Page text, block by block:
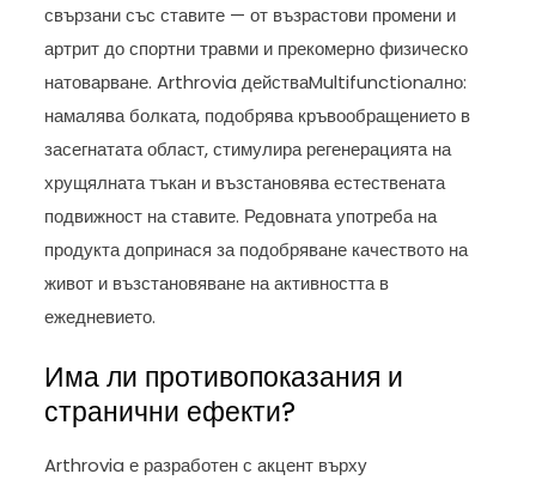
свързани със ставите — от възрастови промени и
артрит до спортни травми и прекомерно физическо
натоварване. Arthrovia действаMultifunctionално:
намалява болката, подобрява кръвообращението в
засегнатата област, стимулира регенерацията на
хрущялната тъкан и възстановява естествената
подвижност на ставите. Редовната употреба на
продукта допринася за подобряване качеството на
живот и възстановяване на активността в
ежедневието.
Има ли противопоказания и
странични ефекти?
Arthrovia е разработен с акцент върху